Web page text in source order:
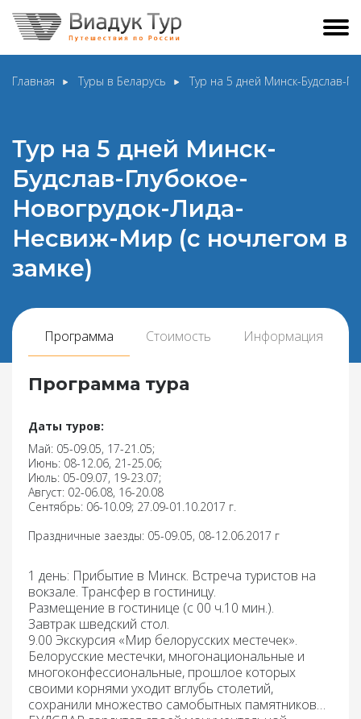
Главная Туры в Беларусь Тур на 5 дней Минск-Будслав-
Тур на 5 дней Минск-
Будслав-Глубокое-
Новогрудок-Лида-
Несвиж-Мир (с ночлегом в
замке)
Программа Стоимость Информация
Программа тура
Даты туров:
Май: 05-09.05, 17-21.05;
Июнь: 08-12.06, 21-25.06;
Июль: 05-09.07, 19-23.07;
Август: 02-06.08, 16-20.08
Сентябрь: 06-10.09; 27.09-01.10.2017 г.
Праздничные заезды: 05-09.05, 08-12.06.2017 г
1 день: Прибытие в Минск. Встреча туристов на
вокзале. Трансфер в гостиницу.
Размещение в гостинице (с 00 ч.10 мин.).
Завтрак шведский стол.
9.00 Экскурсия «Мир белорусских местечек».
Белорусские местечки, многонациональные и
многоконфессиональные, прошлое которых
своими корнями уходит вглубь столетий,
сохранили множество самобытных памятников…